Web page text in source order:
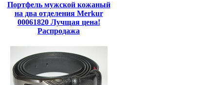
Портфель мужской кожаный
на два отделения Merkur
00061820 Лучщая цена!
Распродажа